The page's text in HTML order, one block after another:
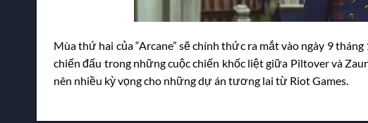
Mùa thứ hai của “Arcane” sẽ chính thức ra mắt vào ngày 9
chiến đấu trong những cuộc chiến khốc liệt giữa Piltover và
nên nhiều kỳ vọng cho những dự án tương lai từ Riot Games.